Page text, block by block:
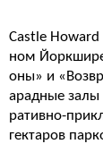
Castle Howard
ном
оны» и
арадные залы
ративно-
гектаров